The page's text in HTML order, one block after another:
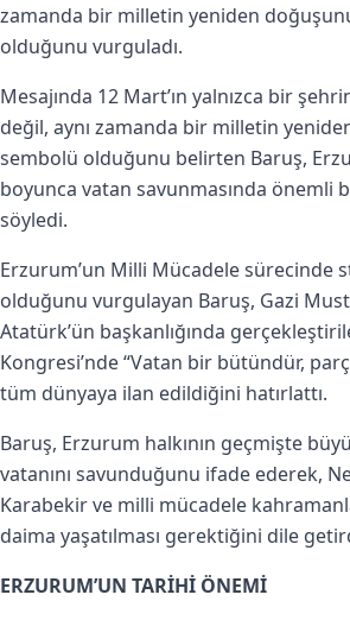
zamanda bir milletin yeniden
olduğunu vurguladı.
Mesajında 12 Mart’ın yalnızca bir
değil, aynı zamanda bir milletin yeniden
sembolü olduğunu belirten Baruş,
boyunca vatan savunmasında önemli
söyledi.
Erzurum’un Milli Mücadele sürecinde
olduğunu vurgulayan Baruş, Gazi
Atatürk’ün başkanlığında
Kongresi’nde “Vatan bir bütündür,
tüm dünyaya ilan edildiğini hatırlattı.
Baruş, Erzurum halkının geçmişte
vatanını savunduğunu ifade ederek,
Karabekir ve milli mücadele
daima yaşatılması gerektiğini dile
ERZURUM’UN TARİHİ ÖNEMİ